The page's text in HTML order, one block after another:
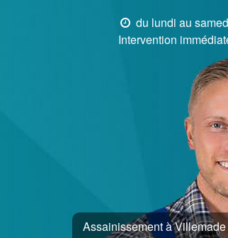
du lundi au
Intervention
Assainissement à